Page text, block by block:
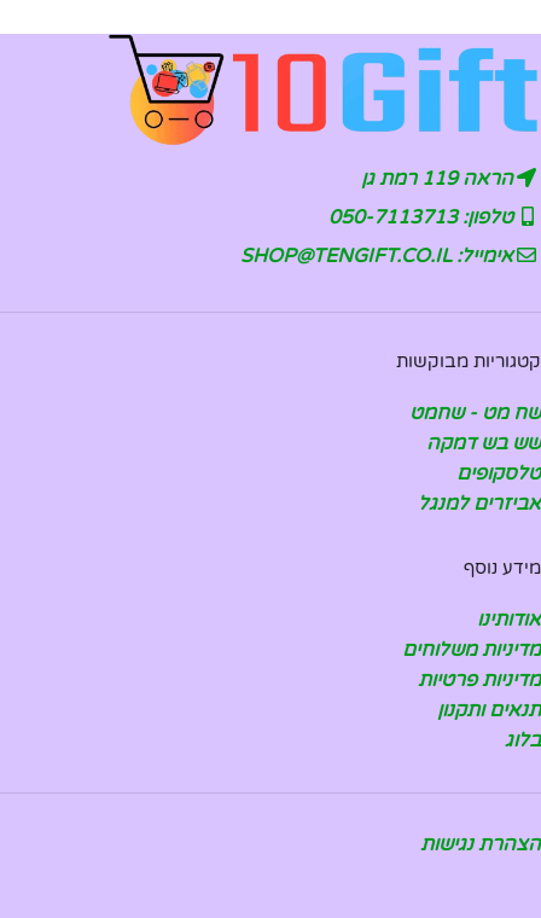
הראה 119 רמת גן
טלפון: 050-7113713
אימייל: SHOP@TENGIFT.CO.IL
קטגוריות מבוקשות
שח מט - שחמט
שש בש דמקה
טלסקופים
אביזרים למנגל
מידע נוסף
אודותינו
מדיניות משלוחים
מדיניות פרטיות
תנאים ותקנון
בלוג
הצהרת נגישות